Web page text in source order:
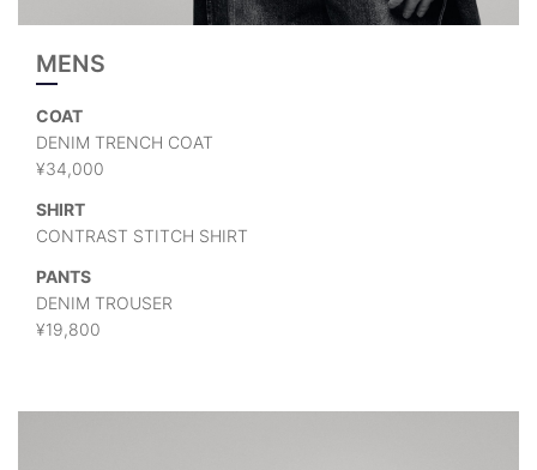
MENS
COAT
DENIM TRENCH COAT
¥34,000
SHIRT
CONTRAST STITCH SHIRT
PANTS
DENIM TROUSER
¥19,800